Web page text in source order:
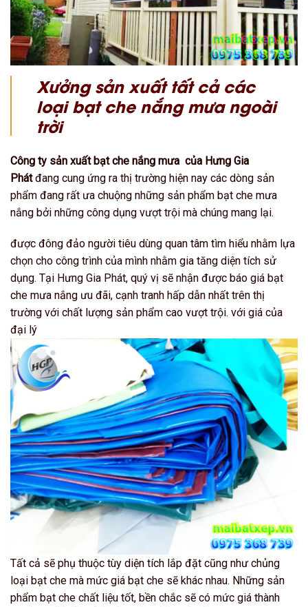
Xưởng sản xuất tất cả các
loại bạt che nắng mưa ngoài
trời
Công ty sản xuất bạt che nắng mưa của Hưng Gia
Phátđang cung ứng ra thị trường hiện nay các dòng sản
phẩm đang rất ưa chuộng những sản phẩm bạt che mưa
nắng bởi những công dụng vượt trội mà chúng mang lại.
được đông đảo người tiêu dùng quan tâm tìm hiểu nhằm lựa
chọn cho công trình của mình nhằm gia tăng diện tích sử
dụng. Tại Hưng Gia Phát, quý vị sẽ nhận được báo giá bạt
che mưa nắng ưu đãi, cạnh tranh hấp dẫn nhất trên thị
trường với chất lượng sản phẩm cao vượt trội. với giá của
đại lý
Tất cả sẽ phụ thuộc tùy diện tích lắp đặt cũng như chủng
loại bạt che mà mức giá bạt che sẽ khác nhau. Những sản
phẩm bạt che chất liệu tốt, bền chắc sẽ có mức giá thành